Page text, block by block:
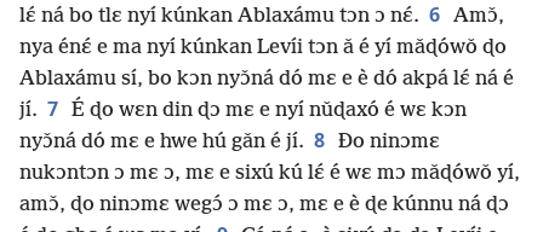
lɛ́ ná bo tlɛ nyí kúnkan Ablaxámu tɔn ɔ nɛ́. 6 Amɔ̌,
nya énɛ́ e ma nyí kúnkan Levíi tɔn ǎ é yí mǎɖówǒ ɖo
Ablaxámu sí, bo kɔn nyɔ̌ná dó mɛ e è dó akpá lɛ́ ná é
jí. 7 É ɖo wɛn din ɖɔ mɛ e nyí nǔɖaxó é wɛ kɔn
nyɔ̌ná dó mɛ e hwe hú gǎn é jí. 8 Ðo ninɔmɛ
nukɔntɔn ɔ mɛ ɔ, mɛ e sixú kú lɛ́ é wɛ mɔ mǎɖówǒ yí,
amɔ̌, ɖo ninɔmɛ wegɔ́ ɔ mɛ ɔ, mɛ e è ɖe kúnnu ná ɖɔ